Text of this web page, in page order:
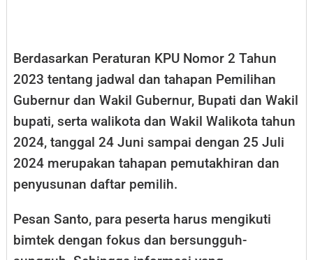
Berdasarkan Peraturan KPU Nomor 2 Tahun
2023 tentang jadwal dan tahapan Pemilihan
Gubernur dan Wakil Gubernur, Bupati dan Wakil
bupati, serta walikota dan Wakil Walikota tahun
2024, tanggal 24 Juni sampai dengan 25 Juli
2024 merupakan tahapan pemutakhiran dan
penyusunan daftar pemilih.
Pesan Santo, para peserta harus mengikuti
bimtek dengan fokus dan bersungguh-